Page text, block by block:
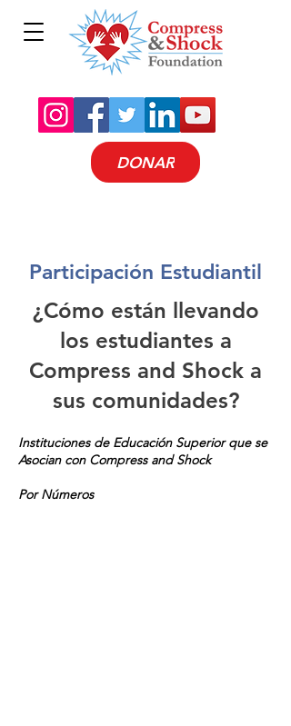
DONAR
Participación Estudiantil
¿Cómo están llevando
los estudiantes a
Compress and Shock a
sus comunidades?
Instituciones de Educación Superior que se
Asocian con Compress and Shock
Por Números